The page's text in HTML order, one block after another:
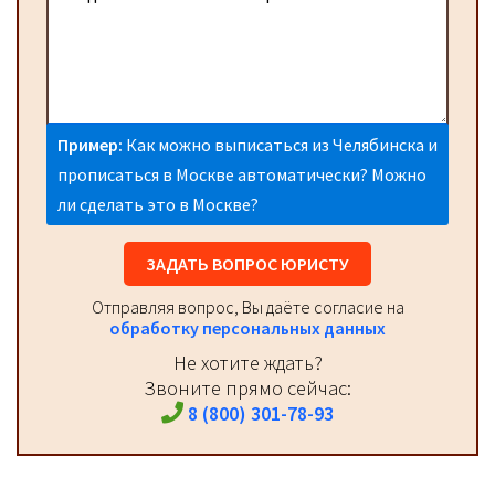
Пример: Как можно выписаться из Челябинска и
прописаться в Москве автоматически? Можно
ли сделать это в Москве?
ЗАДАТЬ ВОПРОС ЮРИСТУ
Отправляя вопрос, Вы даёте согласие на
обработку персональных данных
Не хотите ждать?
Звоните прямо сейчас:
8 (800) 301-78-93